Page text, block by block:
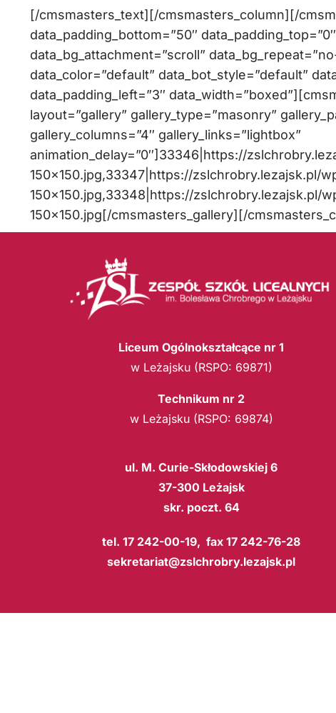
[/cmsmasters_text][/cmsmasters_column][/
data_padding_bottom=”50″
data_bg_attachment=”scroll”
data_color=”default” data_bot_style=”default”
data_padding_left=”3″
layout=”gallery” gallery_type=”masonry”
gallery_columns=”4″ gallery_links=”lightbox”
animation_delay=”0″]33346|https://
150×150.jpg,33347|https://zslchrobry.lezajsk.pl/
150×150.jpg,33348|https://zslchrobry.lezajsk.pl/
150×150.jpg[/cmsmasters_gallery][/
Liceum Ogólnokształcące nr 1
w Leżajsku (RSPO: 69871)
Technikum nr 2
w Leżajsku (RSPO: 69874)
ul. M. Curie-Skłodowskiej 6
37-300 Leżajsk
skr. poczt. 64
tel. 17 242-00-19, fax 17 242-76-28
sekretariat@zslchrobry.lezajsk.pl